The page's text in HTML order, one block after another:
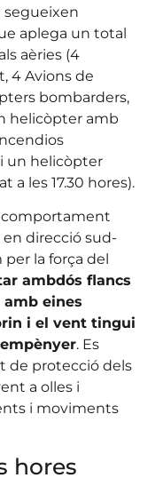
segueixen
aplega un total
aèries (4
4 Avions de
bombarders,
helicòpter amb
i un helicòpter
a les 17.30 hores).
en direcció sud-
la força del
ambdós flancs
eines
i el vent tingui
. Es
de protecció dels
a olles i
i moviments
hores